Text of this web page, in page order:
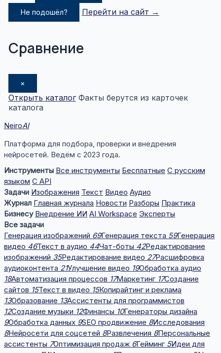
Не подошёл? Перейти на сайт →
Сравнение
×
Открыть каталог Факты берутся из карточек
каталога
NeiroAI
Платформа для подбора, проверки и внедрения
нейросетей. Ведём с 2023 года.
Инструменты Все инструменты Бесплатные С русским
языком С API
Задачи Изображения Текст Видео Аудио
Журнал Главная журнала Новости Разборы Практика
Бизнесу Внедрение ИИ AI Workspace Эксперты
Все задачи
Генерация изображений 69Генерация текста 59Генерация
видео 46Текст в аудио 44Чат-боты 42Редактирование
изображений 35Редактирование видео 27Расшифровка
аудиоконтента 21Улучшение видео 19Обработка аудио
18Автоматизация процессов 17Маркетинг 17Создание
сайтов 15Текст в видео 15Копирайтинг и реклама
13Образование 13Ассистенты для программистов
12Создание музыки 12Финансы 10Генераторы дизайна
9Обработка данных 9SEO продвижение 8Исследования
8Нейросети для соцсетей 8Развлечения 8Персональные
ассистенты 7Оптимизация продаж 6Гейминг 5Идеи для